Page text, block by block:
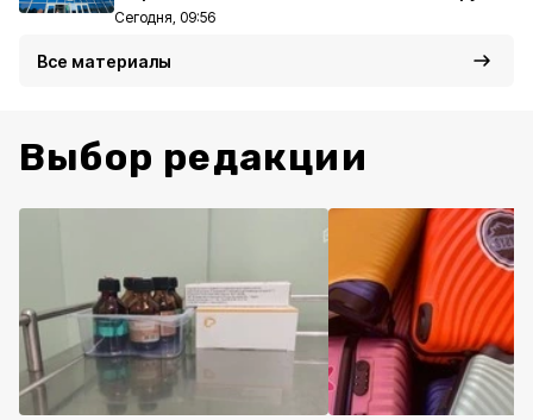
Сегодня, 09:56
Все материалы
Выбор редакции